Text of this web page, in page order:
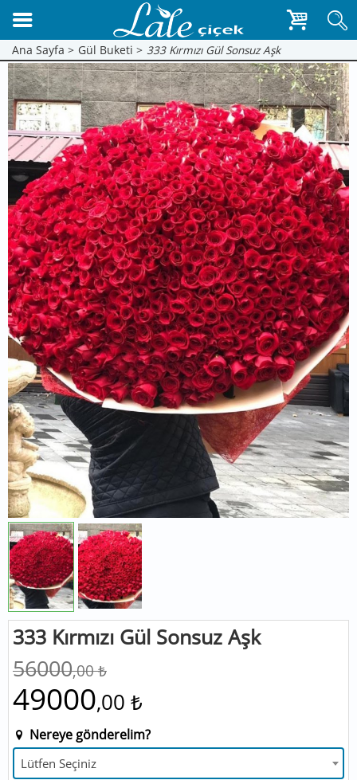
Ana Sayfa > Gül Buketi > 333 Kırmızı Gül Sonsuz Aşk
333 Kırmızı Gül Sonsuz Aşk
56000,00 ₺
49000,00 ₺
Nereye gönderelim?
Lütfen Seçiniz